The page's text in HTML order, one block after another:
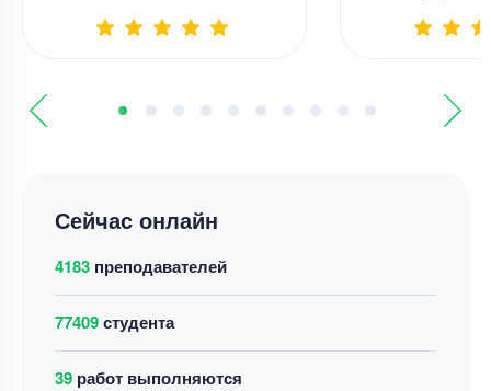
Сейчас онлайн
4183 преподавателей
77409студента
39 работ выполняются